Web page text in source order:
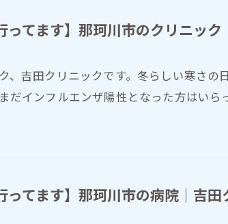
ってます】那珂川市のクリニッ
、吉田クリニックです。冬らしい寒さの
だインフルエンザ陽性となった方はい
ってます】那珂川市の病院｜吉